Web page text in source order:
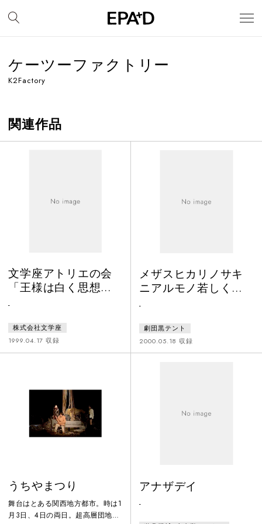
ケーツーファクトリー
K2Factory
関連作品
文学座アトリエの会
「王様は白く思想す
る」
-
株式会社文学座
1999.04.17 収録
メザスヒカリノサキ
ニアルモノ若しくは
パラダイス
-
劇団黒テント
2000.05.18 収録
うちやまつり
舞台はとある関西地方都市。時は1
月3日、4日の両日。超高層団地に
アナザデイ
-